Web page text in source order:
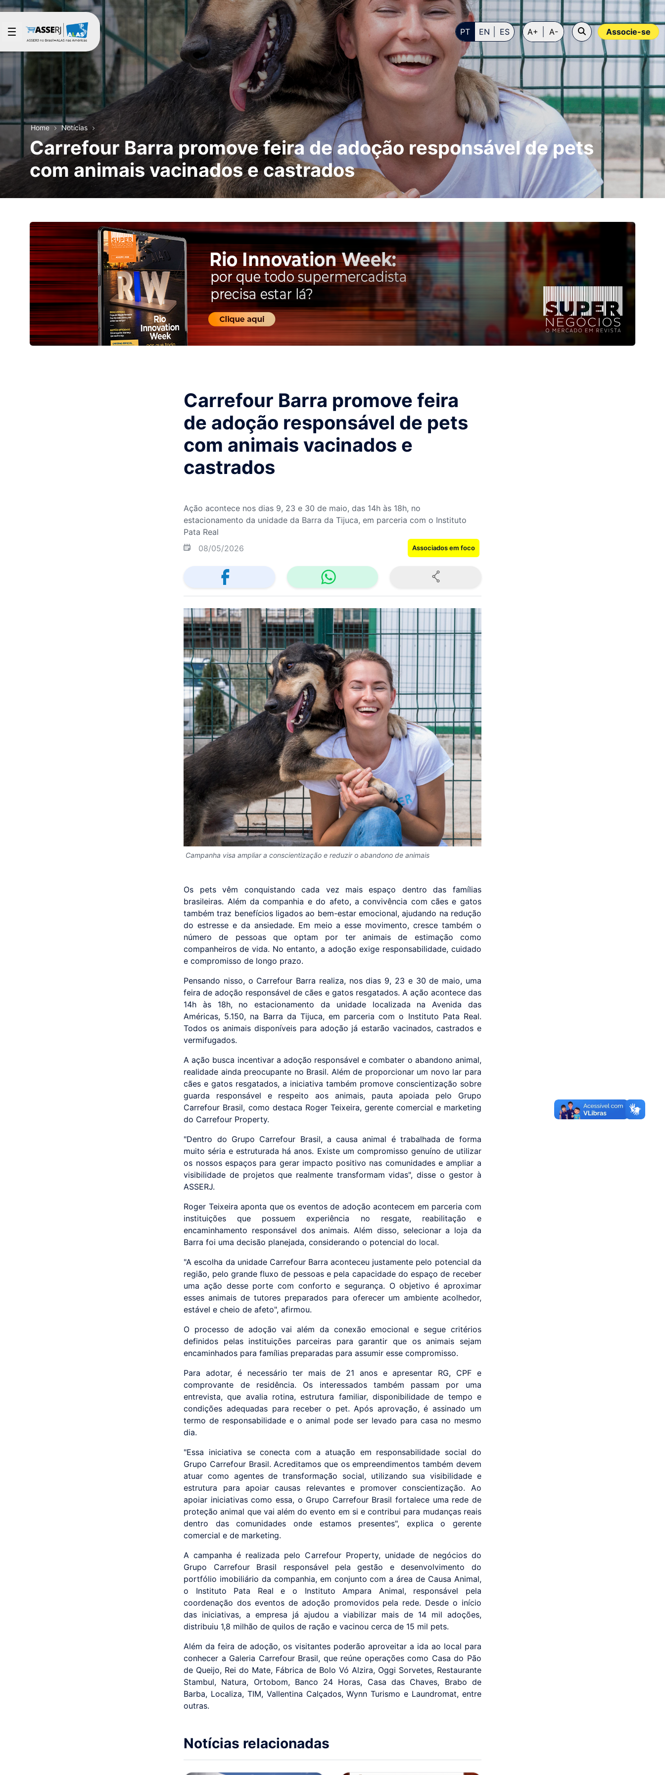
Pular para o Conteúdo principal
Associe-se
PT EN ES A+ A-
Home Notícias
Carrefour Barra promove feira de adoção responsável de pets
com animais vacinados e castrados
Carrefour Barra promove feira
de adoção responsável de pets
com animais vacinados e
castrados
Ação acontece nos dias 9, 23 e 30 de maio, das 14h às 18h, no
estacionamento da unidade da Barra da Tijuca, em parceria com o Instituto
Pata Real
08/05/2026
Associados em foco
Campanha visa ampliar a conscientização e reduzir o abandono de animais
Os pets vêm conquistando cada vez mais espaço dentro das famílias
brasileiras. Além da companhia e do afeto, a convivência com cães e gatos
também traz benefícios ligados ao bem-estar emocional, ajudando na redução
do estresse e da ansiedade. Em meio a esse movimento, cresce também o
número de pessoas que optam por ter animais de estimação como
companheiros de vida. No entanto, a adoção exige responsabilidade, cuidado
e compromisso de longo prazo.
Pensando nisso, o Carrefour Barra realiza, nos dias 9, 23 e 30 de maio, uma
feira de adoção responsável de cães e gatos resgatados. A ação acontece das
14h às 18h, no estacionamento da unidade localizada na Avenida das
Américas, 5.150, na Barra da Tijuca, em parceria com o Instituto Pata Real.
Todos os animais disponíveis para adoção já estarão vacinados, castrados e
vermifugados.
A ação busca incentivar a adoção responsável e combater o abandono animal,
realidade ainda preocupante no Brasil. Além de proporcionar um novo lar para
cães e gatos resgatados, a iniciativa também promove conscientização sobre
guarda responsável e respeito aos animais, pauta apoiada pelo Grupo
Carrefour Brasil, como destaca Roger Teixeira, gerente comercial e marketing
do Carrefour Property.
"Dentro do Grupo Carrefour Brasil, a causa animal é trabalhada de forma
muito séria e estruturada há anos. Existe um compromisso genuíno de utilizar
os nossos espaços para gerar impacto positivo nas comunidades e ampliar a
visibilidade de projetos que realmente transformam vidas", disse o gestor à
ASSERJ.
Roger Teixeira aponta que os eventos de adoção acontecem em parceria com
instituições que possuem experiência no resgate, reabilitação e
encaminhamento responsável dos animais. Além disso, selecionar a loja da
Barra foi uma decisão planejada, considerando o potencial do local.
"A escolha da unidade Carrefour Barra aconteceu justamente pelo potencial da
região, pelo grande fluxo de pessoas e pela capacidade do espaço de receber
uma ação desse porte com conforto e segurança. O objetivo é aproximar
esses animais de tutores preparados para oferecer um ambiente acolhedor,
estável e cheio de afeto", afirmou.
O processo de adoção vai além da conexão emocional e segue critérios
definidos pelas instituições parceiras para garantir que os animais sejam
encaminhados para famílias preparadas para assumir esse compromisso.
Para adotar, é necessário ter mais de 21 anos e apresentar RG, CPF e
comprovante de residência. Os interessados também passam por uma
entrevista, que avalia rotina, estrutura familiar, disponibilidade de tempo e
condições adequadas para receber o pet. Após aprovação, é assinado um
termo de responsabilidade e o animal pode ser levado para casa no mesmo
dia.
"Essa iniciativa se conecta com a atuação em responsabilidade social do
Grupo Carrefour Brasil. Acreditamos que os empreendimentos também devem
atuar como agentes de transformação social, utilizando sua visibilidade e
estrutura para apoiar causas relevantes e promover conscientização. Ao
apoiar iniciativas como essa, o Grupo Carrefour Brasil fortalece uma rede de
proteção animal que vai além do evento em si e contribui para mudanças reais
dentro das comunidades onde estamos presentes", explica o gerente
comercial e de marketing.
A campanha é realizada pelo Carrefour Property, unidade de negócios do
Grupo Carrefour Brasil responsável pela gestão e desenvolvimento do
portfólio imobiliário da companhia, em conjunto com a área de Causa Animal,
o Instituto Pata Real e o Instituto Ampara Animal, responsável pela
coordenação dos eventos de adoção promovidos pela rede. Desde o início
das iniciativas, a empresa já ajudou a viabilizar mais de 14 mil adoções,
distribuiu 1,8 milhão de quilos de ração e vacinou cerca de 15 mil pets.
Além da feira de adoção, os visitantes poderão aproveitar a ida ao local para
conhecer a Galeria Carrefour Brasil, que reúne operações como Casa do Pão
de Queijo, Rei do Mate, Fábrica de Bolo Vó Alzira, Oggi Sorvetes, Restaurante
Stambul, Natura, Ortobom, Banco 24 Horas, Casa das Chaves, Brabo de
Barba, Localiza, TIM, Vallentina Calçados, Wynn Turismo e Laundromat, entre
outras.
Notícias relacionadas